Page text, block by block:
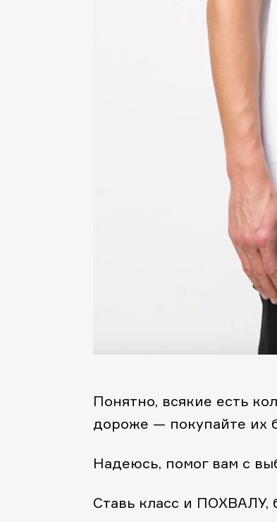
Понятно, всякие есть
дороже — покупайте их
Надеюсь, помог вам с
Ставь класс и ПОХВАЛУ,